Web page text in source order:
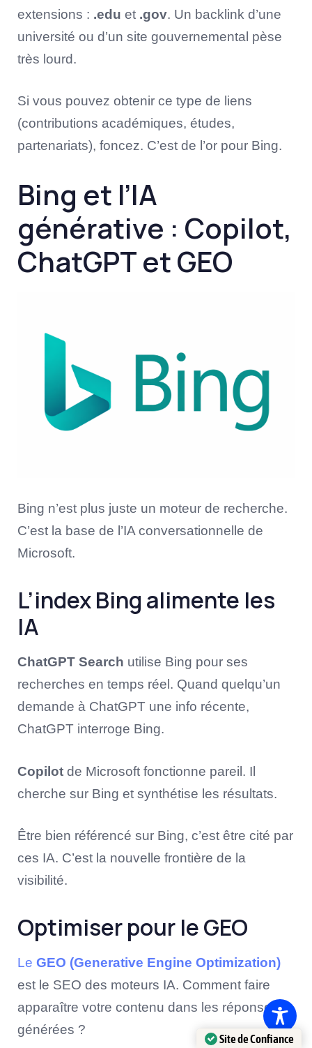
extensions : .edu et .gov. Un backlink d’une
université ou d’un site gouvernemental pèse
très lourd.
Si vous pouvez obtenir ce type de liens
(contributions académiques, études,
partenariats), foncez. C’est de l’or pour Bing.
Bing et l’IA
générative : Copilot,
ChatGPT et GEO
Bing n’est plus juste un moteur de recherche.
C’est la base de l’IA conversationnelle de
Microsoft.
L’index Bing alimente les
IA
ChatGPT Search utilise Bing pour ses
recherches en temps réel. Quand quelqu’un
demande à ChatGPT une info récente,
ChatGPT interroge Bing.
Copilot de Microsoft fonctionne pareil. Il
cherche sur Bing et synthétise les résultats.
Être bien référencé sur Bing, c’est être cité par
ces IA. C’est la nouvelle frontière de la
visibilité.
Optimiser pour le GEO
Le GEO (Generative Engine Optimization)
est le SEO des moteurs IA. Comment faire
apparaître votre contenu dans les réponses
générées ?
Site de Confiance